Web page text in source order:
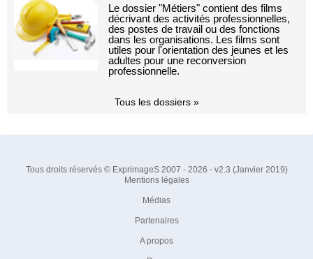
Le dossier "Métiers" contient des films
décrivant des activités professionnelles,
des postes de travail ou des fonctions
dans les organisations. Les films sont
utiles pour l'orientation des jeunes et les
adultes pour une reconversion
professionnelle.
Tous les dossiers »
Tous droits réservés © ExprimageS 2007 - 2026 - v2.3 (Janvier 2019)
Mentions légales
Médias
Partenaires
A propos